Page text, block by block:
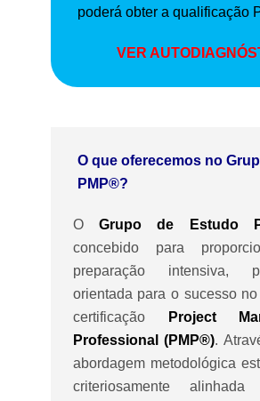
poderá obter a qualificação
VER
O que oferecemos no
PMP®?
OGrupo de Estudo
concebido para
preparação intensiva,
orientada para o sucesso
certificação
Project
Professional (PMP®).
abordagem metodológica
criteriosamente